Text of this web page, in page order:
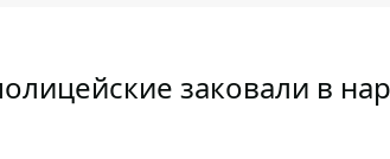
заковали в